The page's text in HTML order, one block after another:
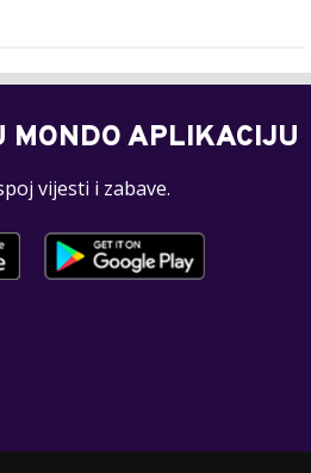
MONDO APLIKACIJU
vijesti i zabave.